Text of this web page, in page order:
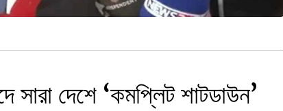
সারা দেশে ‘কমপ্লিট শাটডাউন’